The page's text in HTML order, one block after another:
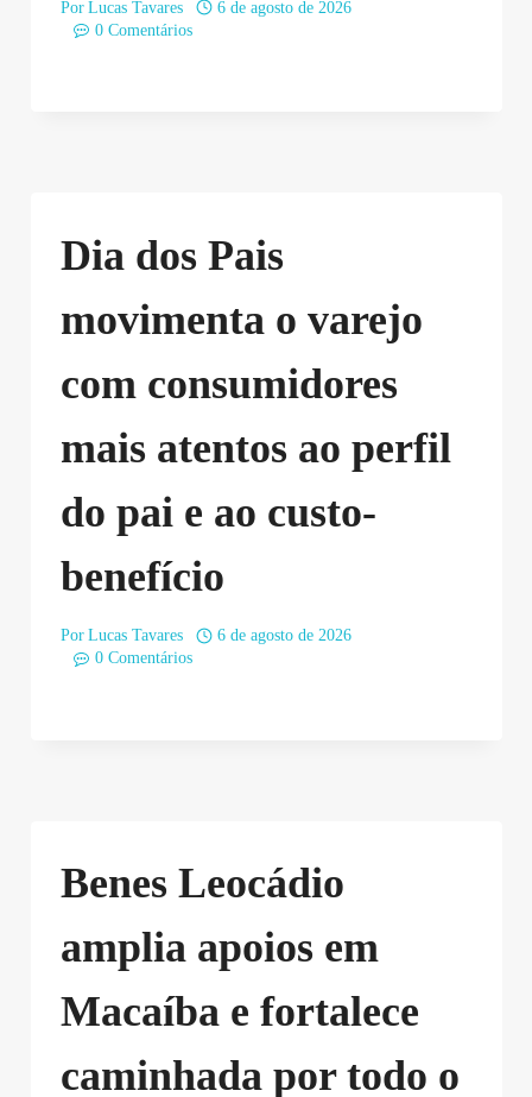
Por Lucas Tavares
6 de agosto de 2026
0 Comentários
Dia dos Pais
movimenta o varejo
com consumidores
mais atentos ao perfil
do pai e ao custo-
benefício
Por Lucas Tavares
6 de agosto de 2026
0 Comentários
Benes Leocádio
amplia apoios em
Macaíba e fortalece
caminhada por todo o